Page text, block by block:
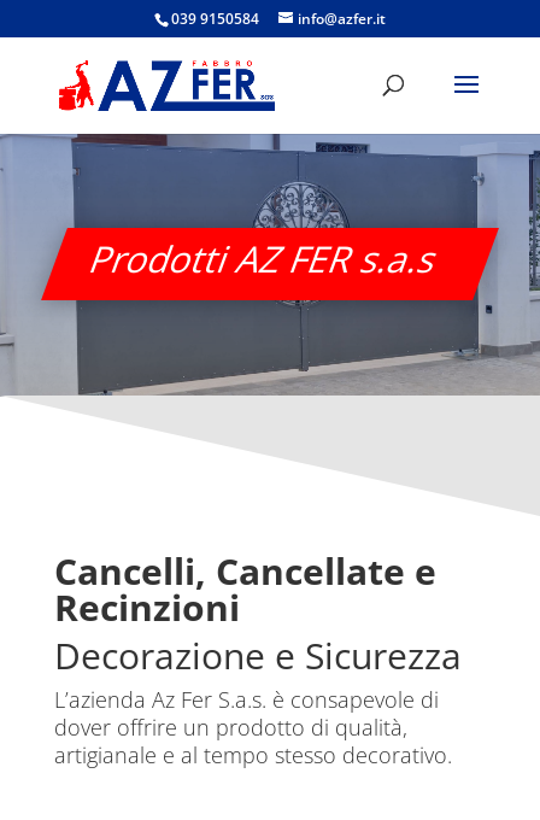
039 9150584 info@azfer.it
Prodotti AZ FER s.a.s
Cancelli, Cancellate e
Recinzioni
Decorazione e Sicurezza
L’azienda Az Fer S.a.s. è consapevole di
dover offrire un prodotto di qualità,
artigianale e al tempo stesso decorativo.